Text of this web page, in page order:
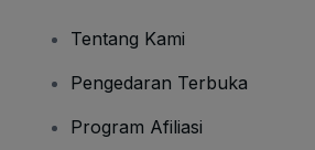
Tentang Kami
Pengedaran Terbuka
Program Afiliasi